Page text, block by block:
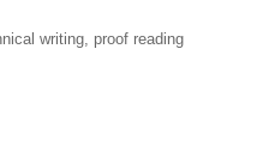
writing, proof reading